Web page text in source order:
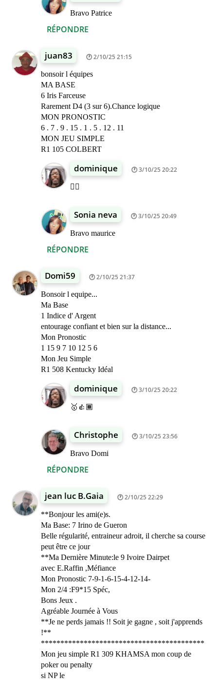
RÉPONDRE
Bravo Patrice
juan83 2/10/25 21:15
bonsoir l équipes
MA BASE
6 Iris Farceuse
Rarement D4 (3 sur 6).Chance logique
MON PRONOSTIC
6 . 7 . 9 . 15 . 1 . 5 . 12 . 11
MON JEU SIMPLE
R1 105 COLBERT
RÉPONDRE
dominique 3/10/25 20:22
👍🏾
Sonia neva 3/10/25 20:49
Bravo maurice
Domi59 2/10/25 21:37
Bonsoir l equipe...
Ma Base
1 Indice d' Argent
entourage confiant et bien sur la distance...
Mon Pronostic
1 15 9 7 10 12 5 6
Mon Jeu Simple
R1 508 Kentucky Idéal
RÉPONDRE
dominique 3/10/25 20:22
🥇👍🏾
Christophe 3/10/25 23:56
Bravo Domi
jean luc B.Gaia 2/10/25 22:29
**Bonjour les ami(e)s.
Ma Base: 7 Irino de Gueron
Belle régularité, entraineur adroit, il cherche sa course
peut être ce jour
**Ma Dernière Minute:le 9 Ivoire Dairpet
avec E.Raffin ,Méfiance
Mon Pronostic 7-9-1-6-15-4-12-14-
Mon 2/4 :F9*15 Spéc,
Bons Jeux .
Agréable Journée à Vous
**Je ne perds jamais !! Soit je gagne , soit j'apprends
!**
******************************************
Mon jeu simple R1 309 KHAMSA mon coup de
poker ou penalty
si NP le